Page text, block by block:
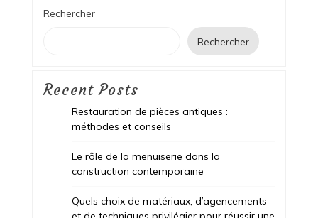
Rechercher
Rechercher
Recent Posts
Restauration de pièces antiques :
méthodes et conseils
Le rôle de la menuiserie dans la
construction contemporaine
Quels choix de matériaux, d’agencements